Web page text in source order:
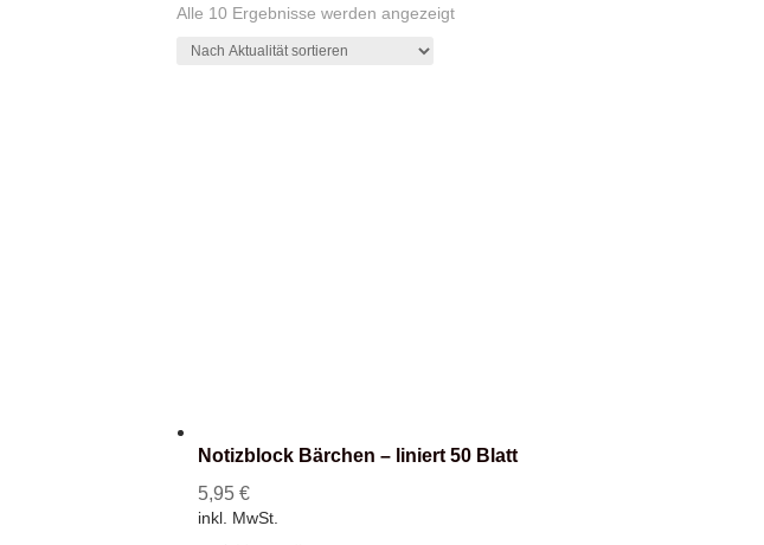
Alle 10 Ergebnisse werden angezeigtNach
Notizblock Bärchen – liniert 50 Blatt
5,95€
inkl. MwSt.